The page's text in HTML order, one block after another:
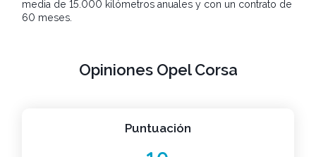
media de 15.000 kilómetros anuales y con un contrato de
60 meses.
Opiniones Opel Corsa
Puntuación